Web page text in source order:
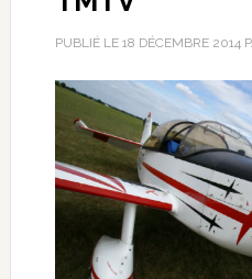
PUBLIÉ LE 18 DÉCEMBRE 2014